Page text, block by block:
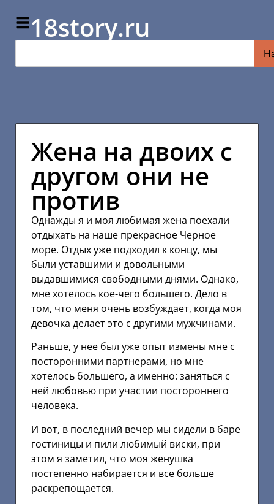
18story.ru
Жена на двоих с
другом они не
против
Однажды я и моя любимая жена поехали
отдыхать на наше прекрасное Черное
море. Отдых уже подходил к концу, мы
были уставшими и довольными
выдавшимися свободными днями. Однако,
мне хотелось кое-чего большего. Дело в
том, что меня очень возбуждает, когда моя
девочка делает это с другими мужчинами.
Раньше, у нее был уже опыт измены мне с
посторонними партнерами, но мне
хотелось большего, а именно: заняться с
ней любовью при участии постороннего
человека.
И вот, в последний вечер мы сидели в баре
гостиницы и пили любимый виски, при
этом я заметил, что моя женушка
постепенно набирается и все больше
раскрепощается.